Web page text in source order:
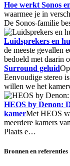
Hoe werkt Sonos
waarmee je in
De Sonos-familie
Luidsprekers en
de meeste gevallen
bedoeld met daarin
Surround geluid
Eenvoudige stereo
willen we het
HEOS by Denon:
kamerMet HEOS
meerdere kamers
Plaats e…
Bronnen en referenties